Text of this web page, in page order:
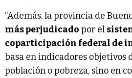
“Además, la provincia de
más perjudicado por el
coparticipación federal de
basa en indicadores objetivos
población o pobreza, sino en